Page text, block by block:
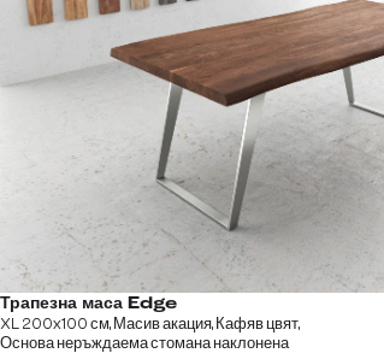
Трапезна маса Edge
XL 200x100 см, Масив акация, Кафяв цвят,
Основа неръждаема стомана наклонена